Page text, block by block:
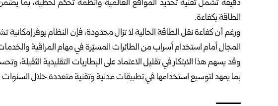
دقيقة تشمل تقنية تحديد المواقع العالمية وأنظمة تحكم لحظية، بما
الطاقة بكفاءة.
ورغم أن كفاءة نقل الطاقة الحالية لا تزال محدودة، فإن النظام يوفر
المجال أمام استخدام أسراب من الطائرات المسيّرة في مهام المراقبة
وقد يسهم هذا الابتكار في تقليل الاعتماد على البطاريات التقليدية الثقيلة،
بما يمهد لتوسيع استخدامها في تطبيقات مدنية وتقنية متعددة خلال السنوات